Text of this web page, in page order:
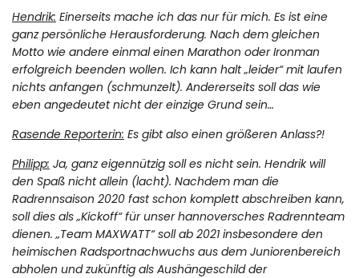
Hendrik: Einerseits mache ich das nur für mich. Es ist eine
ganz persönliche Herausforderung. Nach dem gleichen
Motto wie andere einmal einen Marathon oder Ironman
erfolgreich beenden wollen. Ich kann halt „leider“ mit laufen
nichts anfangen (schmunzelt). Andererseits soll das wie
eben angedeutet nicht der einzige Grund sein…
Rasende Reporterin: Es gibt also einen größeren Anlass?!
Philipp: Ja, ganz eigennützig soll es nicht sein. Hendrik will
den Spaß nicht allein (lacht). Nachdem man die
Radrennsaison 2020 fast schon komplett abschreiben kann,
soll dies als „Kickoff“ für unser hannoversches Radrennteam
dienen. „Team MAXWATT“ soll ab 2021 insbesondere den
heimischen Radsportnachwuchs aus dem Juniorenbereich
abholen und zukünftig als Aushängeschild der